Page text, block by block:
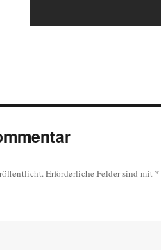
Erforderliche Felder sind mit *